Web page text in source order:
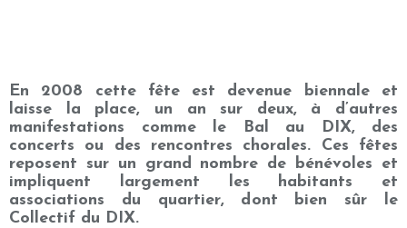
En 2008 cette fête est devenue biennale et
laisse la place, un an sur deux, à d’autres
manifestations comme le Bal au DIX, des
concerts ou des rencontres chorales. Ces fêtes
reposent sur un grand nombre de bénévoles et
impliquent largement les habitants et
associations du quartier, dont bien sûr le
Collectif du DIX.